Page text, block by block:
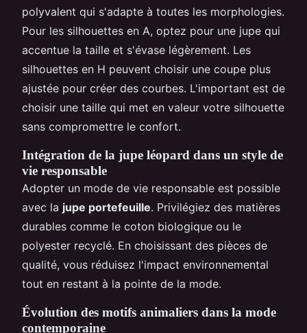
polyvalent qui s'adapte à toutes les morphologies.
Pour les silhouettes en A, optez pour une jupe qui
accentue la taille et s'évase légèrement. Les
silhouettes en H peuvent choisir une coupe plus
ajustée pour créer des courbes. L'important est de
choisir une taille qui met en valeur votre silhouette
sans compromettre le confort.
Intégration de la jupe léopard dans un style de
vie responsable
Adopter un mode de vie responsable est possible
avec la jupe portefeuille. Privilégiez des matières
durables comme le coton biologique ou le
polyester recyclé. En choisissant des pièces de
qualité, vous réduisez l'impact environnemental
tout en restant à la pointe de la mode.
Évolution des motifs animaliers dans la mode
contemporaine